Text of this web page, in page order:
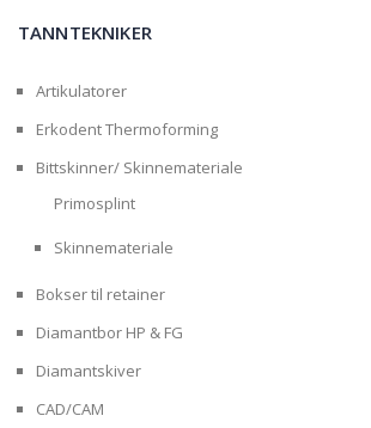
TANNTEKNIKER
Artikulatorer
Erkodent Thermoforming
Bittskinner/ Skinnemateriale
Primosplint
Skinnemateriale
Bokser til retainer
Diamantbor HP & FG
Diamantskiver
CAD/CAM